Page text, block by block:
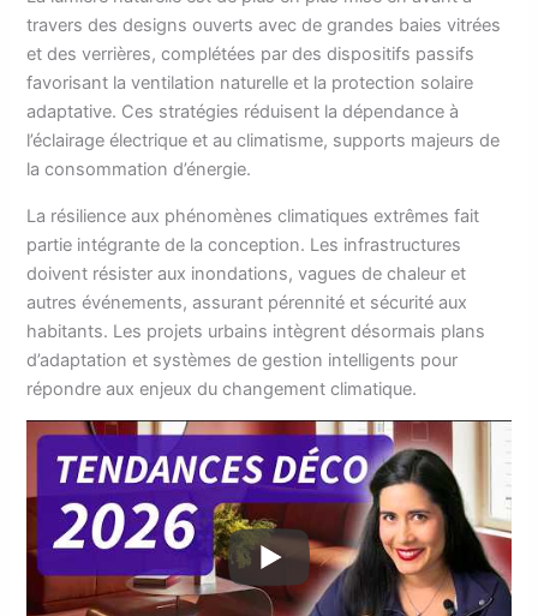
travers des designs ouverts avec de grandes baies vitrées
et des verrières, complétées par des dispositifs passifs
favorisant la ventilation naturelle et la protection solaire
adaptative. Ces stratégies réduisent la dépendance à
l’éclairage électrique et au climatisme, supports majeurs de
la consommation d’énergie.
La résilience aux phénomènes climatiques extrêmes fait
partie intégrante de la conception. Les infrastructures
doivent résister aux inondations, vagues de chaleur et
autres événements, assurant pérennité et sécurité aux
habitants. Les projets urbains intègrent désormais plans
d’adaptation et systèmes de gestion intelligents pour
répondre aux enjeux du changement climatique.